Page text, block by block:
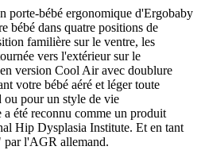
porte-bébé ergonomique d'Ergobaby
bébé dans quatre positions de
familière sur le ventre, les
vers l'extérieur sur le
version Cool Air avec doublure
votre bébé aéré et léger toute
ou pour un style de vie
été reconnu comme un produit
Hip Dysplasia Institute. Et en tant
par l'AGR allemand.